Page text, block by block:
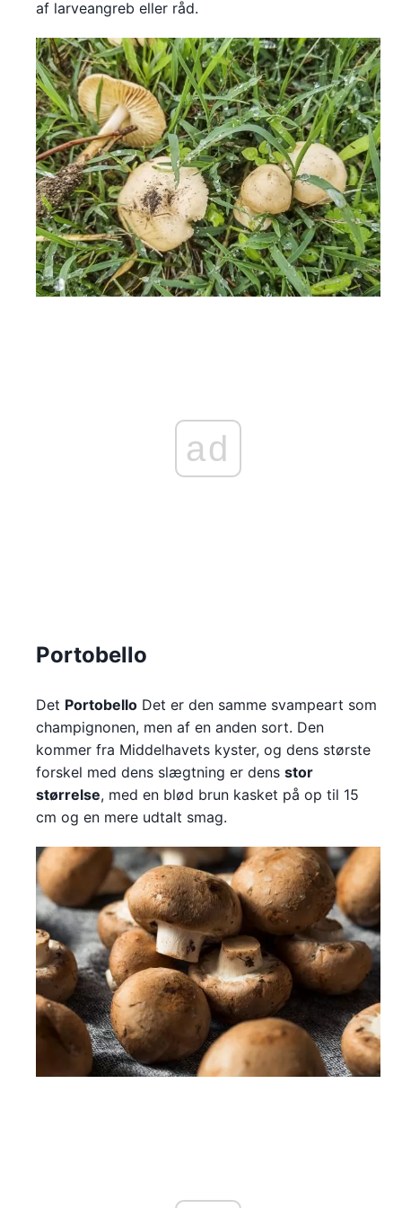
af larveangreb eller råd.
ad
Portobello
Det Portobello Det er den samme svampeart som
champignonen, men af en anden sort. Den
kommer fra Middelhavets kyster, og dens største
forskel med dens slægtning er dens stor
størrelse, med en blød brun kasket på op til 15
cm og en mere udtalt smag.